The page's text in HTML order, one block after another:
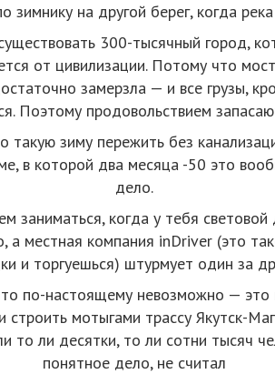
зимнику на другой берег, когда
300-тысячный город,
от цивилизации. Потому что
замерзла — и все грузы,
Поэтому продовольствием
такую зиму пережить без
в которой два месяца -50 это
дело.
заниматься, когда у тебя
а местная компания inDriver (это
и торгуешься) штурмует один за
по-настоящему невозможно — это
строить мотыгами трассу Якутск-
то ли десятки, то ли сотни тысяч
понятное дело, не считал